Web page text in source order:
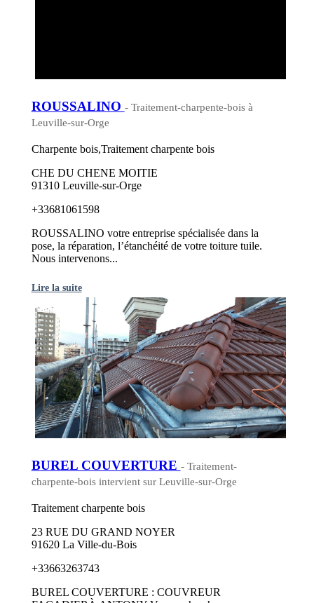
ROUSSALINO - Traitement-charpente-bois à
Leuville-sur-Orge
Charpente bois,Traitement charpente bois
CHE DU CHENE MOITIE
91310 Leuville-sur-Orge
+33681061598
ROUSSALINO votre entreprise spécialisée dans la
pose, la réparation, l’étanchéité de votre toiture tuile.
Nous intervenons...
Lire la suite
BUREL COUVERTURE - Traitement-
charpente-bois intervient sur Leuville-sur-Orge
Traitement charpente bois
23 RUE DU GRAND NOYER
91620 La Ville-du-Bois
+33663263743
BUREL COUVERTURE : COUVREUR